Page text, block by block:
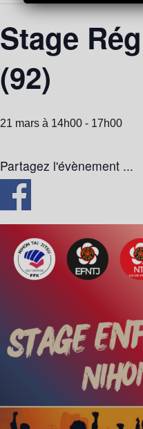
Stage
(92)
21 mars à 14h00- 17h00
Partagez l'évènement ...